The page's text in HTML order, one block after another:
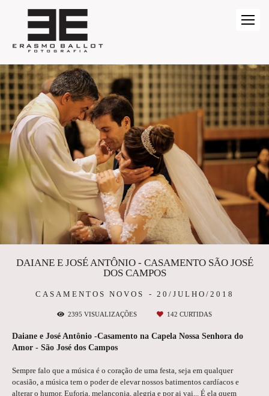
CASAMENTOS NOVOS 20/JULHO/2018
DAIANE E JOSÉ ANTÔNIO - CASAMENTO SÃO JOSÉ
DOS CAMPOS
2395 VISUALIZAÇÕES 142 CURTIDAS
Daiane e José Antônio -Casamento na Capela Nossa Senhora do
Amor - São José dos Campos
Sempre falo que a música é o coração de uma festa, seja em qualquer
ocasião, a música tem o poder de elevar nossos batimentos cardíacos e
alterar o humor. Euforia, melanconia, alegria e por ai vai... É ela quem